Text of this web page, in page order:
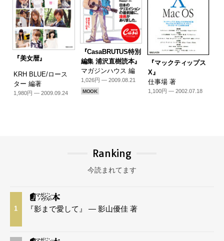
『美女暦』
KRH BLUE/ロース
ター 編著
1,980円 — 2009.09.24
『CasaBRUTUS特別
編集 浦沢直樹読本』
マガジンハウス 編
1,026円 — 2009.08.21
MOOK
『マックティップス
X』
仕事場 著
1,100円 — 2002.07.18
Ranking
今読まれてます
1 『影まで愛して』 — 影山優佳 著